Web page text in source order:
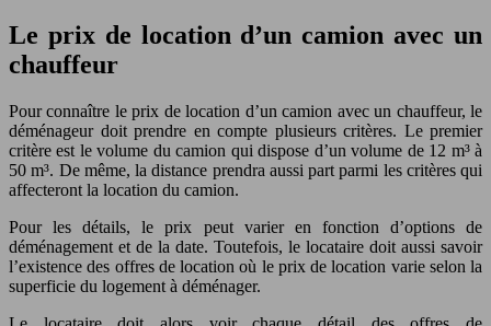
Le prix de location d’un camion avec un
chauffeur
Pour connaître le prix de location d’un camion avec un chauffeur, le
déménageur doit prendre en compte plusieurs critères. Le premier
critère est le volume du camion qui dispose d’un volume de 12 m³ à
50 m³. De même, la distance prendra aussi part parmi les critères qui
affecteront la location du camion.
Pour les détails, le prix peut varier en fonction d’options de
déménagement et de la date. Toutefois, le locataire doit aussi savoir
l’existence des offres de location où le prix de location varie selon la
superficie du logement à déménager.